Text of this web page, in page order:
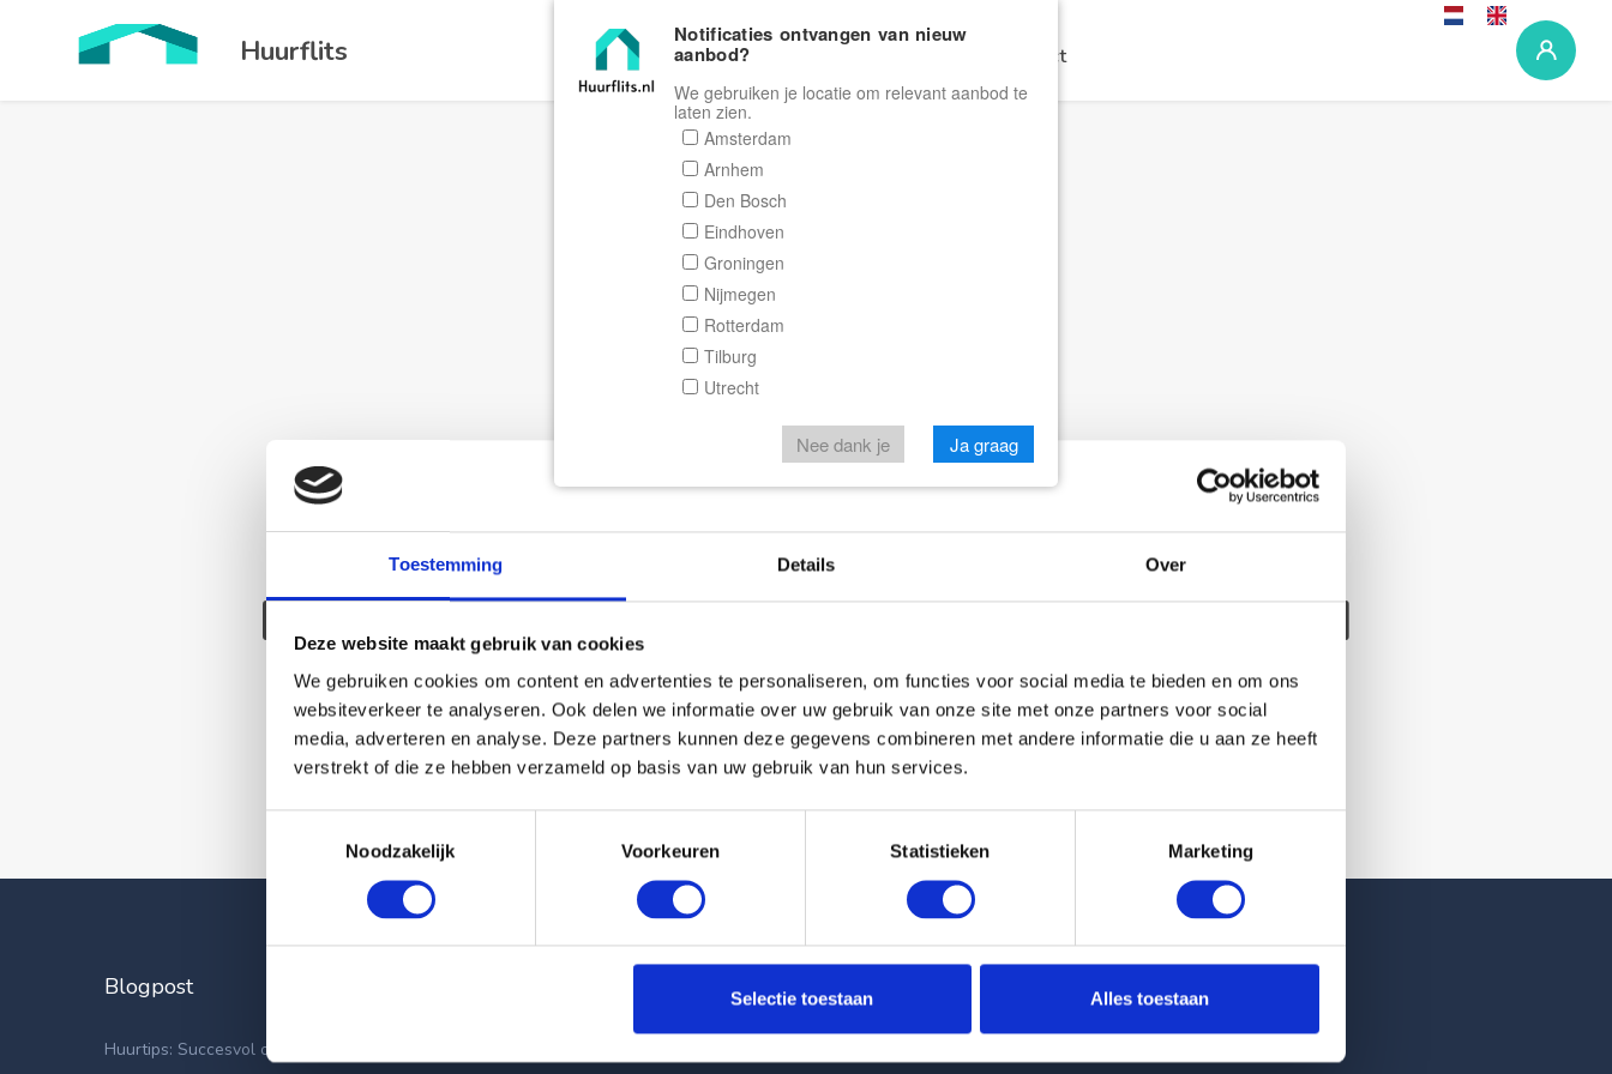
Toestemming Details Over
Deze website maakt gebruik van cookies
We gebruiken cookies om content en advertenties te personaliseren, om functies voor social media te bieden en om ons
websiteverkeer te analyseren. Ook delen we informatie over uw gebruik van onze site met onze partners voor social
media, adverteren en analyse. Deze partners kunnen deze gegevens combineren met andere informatie die u aan ze heeft
verstrekt of die ze hebben verzameld op basis van uw gebruik van hun services.
Noodzakelijk
Voorkeuren Statistieken Marketing
Selectie toestaan Alles toestaan
Huurflits Home Zoeken Contact
Deze woning is helaas verhuurd/verwijderd
Pagina niet gevonden
Terug naar woningoverzicht
Blogpost
Huurtips: Succesvol op zoek naar een nieuwe
Reviews
Notificaties ontvangen van nieuw
aanbod?
We gebruiken je locatie om relevant aanbod te
laten zien.
Amsterdam
Arnhem
Den Bosch
Eindhoven
Groningen
Nijmegen
Rotterdam
Tilburg
Utrecht
Nee dank je Ja graag